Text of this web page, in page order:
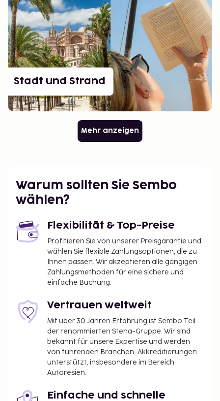
Stadt und Strand
Mehr anzeigen
Warum sollten Sie Sembo
wählen?
Flexibilität & Top-Preise
Profitieren Sie von unserer Preisgarantie und
wählen Sie flexible Zahlungsoptionen, die zu
Ihnen passen. Wir akzeptieren alle gängigen
Zahlungsmethoden für eine sichere und
einfache Buchung.
Vertrauen weltweit
Mit über 30 Jahren Erfahrung ist Sembo Teil
der renommierten Stena-Gruppe. Wir sind
bekannt für unsere Expertise und werden
von führenden Branchen-Akkreditierungen
unterstützt, insbesondere im Bereich
Autoresien.
Einfache und schnelle